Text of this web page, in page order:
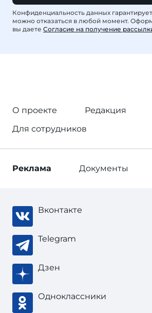
Конфиденциальность данных
можно отказаться в любой момент.
вы даете Согласие на получение
О проекте
Редакция
Для сотрудников
Реклама Документы
Вконтакте
Telegram
Дзен
Одноклассники